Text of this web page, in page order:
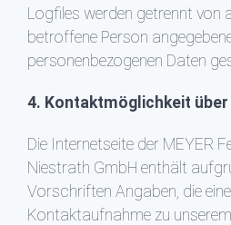
Logfiles werden getrennt von
betroffene Person
personenbezogenen Daten
4. Kontaktmöglichkeit
Die Internetseite der MEYER
Niestrath GmbH enthält
Vorschriften Angaben, die
Kontaktaufnahme zu